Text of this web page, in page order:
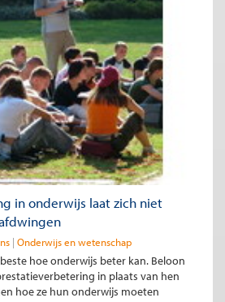
in onderwijs laat zich niet
Onderwijs en wetenschap
hoe onderwijs beter kan. Beloon
in plaats van hen
hoe ze hun onderwijs moeten